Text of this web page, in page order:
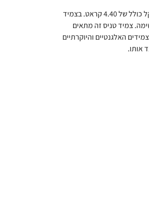
צמיד טניס שוקולד אלגנטי יוקרתי, משובץ ב-37 יהלומים עגולים במשקל כולל של 4.40 קראט. בצמיד
צמיד טניס זה מתאים
האלגנטיים והיוקרתיים
אותו.